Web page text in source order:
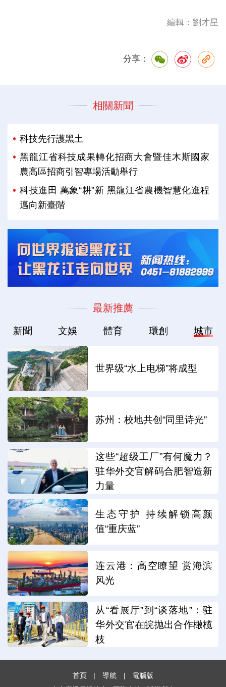
編輯：劉才星
分享：
相關新聞
科技先行護黑土
黑龍江省科技成果轉化招商大會暨佳木斯國家
農高區招商引智專場活動舉行
科技進田 萬象“耕”新 黑龍江省農機智慧化進程
邁向新臺階
最新推薦
新聞 文娛 體育 環創 城市
世界级“水上电梯”将成型
苏州：校地共创“同里诗光”
这些“超级工厂”有何魔力？
驻华外交官解码合肥智造新
力量
生态守护 持续解锁高颜
值“重庆蓝”
连云港：高空瞭望 赏海滨
风光
从“看展厅”到“谈落地”：驻
华外交官在皖抛出合作橄榄
枝
首頁 | 導航 |
電腦版